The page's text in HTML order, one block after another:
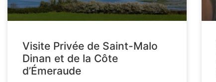
Visite Privée de Saint-Malo
Dinan et de la Côte
d’Émeraude